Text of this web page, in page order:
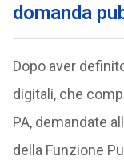
domanda
Dopo aver
digitali, che
PA, demandate
della Funzione